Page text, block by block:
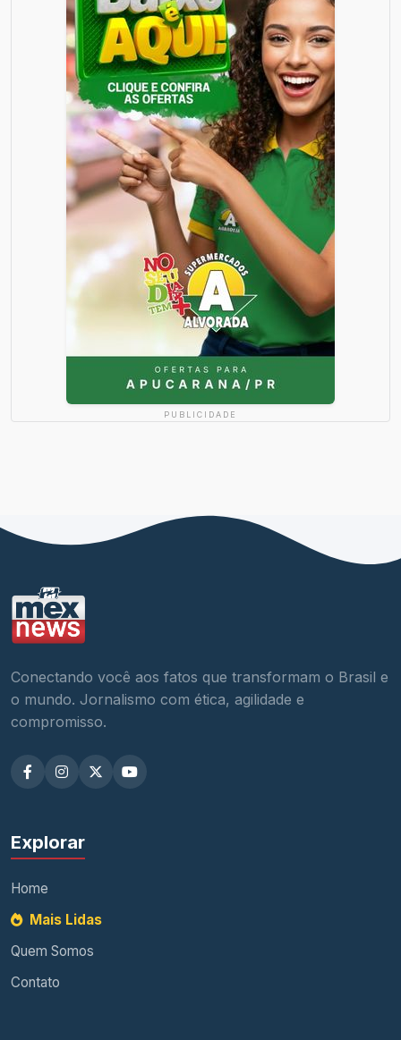
PUBLICIDADE
Conectando você aos fatos que transformam o Brasil e
o mundo. Jornalismo com ética, agilidade e
compromisso.
Explorar
Home
Mais Lidas
Quem Somos
Contato